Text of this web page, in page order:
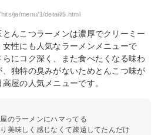
ja/menu/1/detail/5.html
んこつラーメンは濃厚でクリーミー
性にも人気なラーメンメニューで
にコク深く、また食べたくなる味わ
独特の臭みがないためとんこつ味が
屋の人気メニューです。
のラーメンにハマってる
美味しく感じなくて疎遠してたんだけ